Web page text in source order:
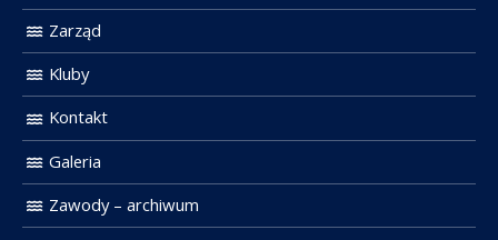
Zarząd
Kluby
Kontakt
Galeria
Zawody – archiwum